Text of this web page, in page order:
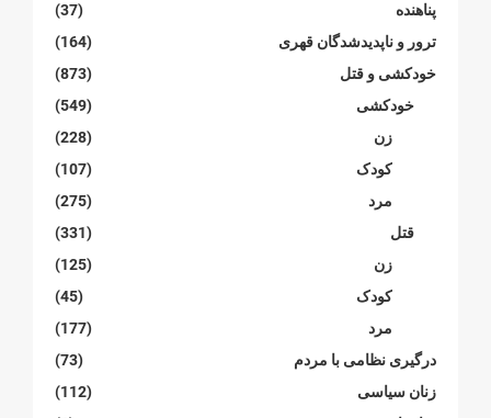
پناهنده
(37)
ترور و ناپدیدشدگان قهری
(164)
خودکشی و قتل
(873)
خودکشی
(549)
زن
(228)
کودک
(107)
مرد
(275)
قتل
(331)
زن
(125)
کودک
(45)
مرد
(177)
درگیری نظامی با مردم
(73)
زنان سیاسی
(112)